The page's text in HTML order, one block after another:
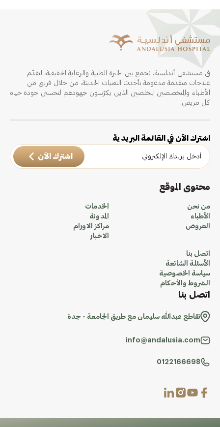
في مستشفى أندلسية، نجمع بين الخبرة الطبية والرعاية الحقيقية، لنقدّم
علاجات متقدمة مدعومة بأحدث التقنيات الحديثة، من خلال فريق من
الأطباء والمتخصصين المخلصين الذين يكرّسون جهودهم لتحسين جودة حياة
كل مريض.
اشترك الآن في القائمة البريدية
اشترك الآن
محتوى الموقع
من نحن
الأطباء
العروض
الخدمات
المدونة
مراكز الاورام
الاخبار
اتصل بنا
الأسئلة الشائعة
سياسة الخصوصية
الشروط والأحكام
اتصل بنا
تقاطع عبدالله سليمان مع طريق الجامعة - جدة
info@andalusia.com
0122166698